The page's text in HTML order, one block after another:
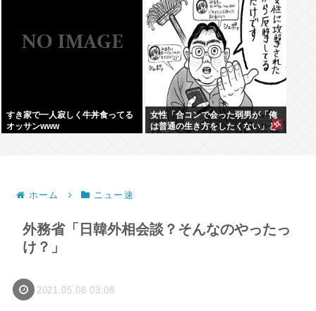
すき家で一人寂しく牛丼食ってる
オッサンwww
女性「合コンで会った弱男が「俺
は普通の生き方をしたくない」と
ホーム ニュー速
外務省「日韓外相会談？そんなのやったっ
け？」
2021.05.08 03:08